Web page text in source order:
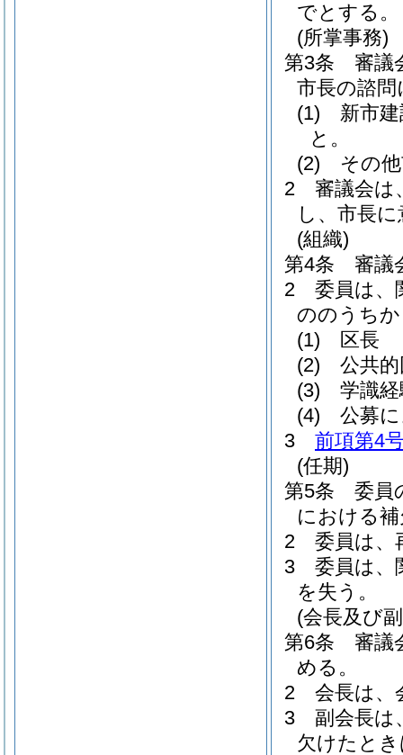
でとする。
(所掌事務)
第3条
審議
市長の諮
(1)
新市
と。
(2)
その
2
審議会は
し、市長
(組織)
第4条
審議
2
委員は、
ののうち
(1)
区長
(2)
公共
(3)
学識
(4)
公募
3
前項第4
(任期)
第5条
委員
における
2
委員は、
3
委員は、
を失う。
(会長及び
第6条
審議
める。
2
会長は、
3
副会長は
欠けたと